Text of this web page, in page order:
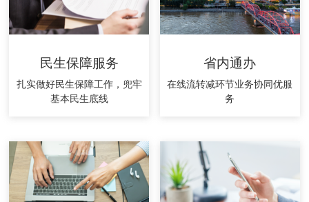
民生保障服务
扎实做好民生保障工作，兜牢
基本民生底线
省内通办
在线流转减环节业务协同优服
务